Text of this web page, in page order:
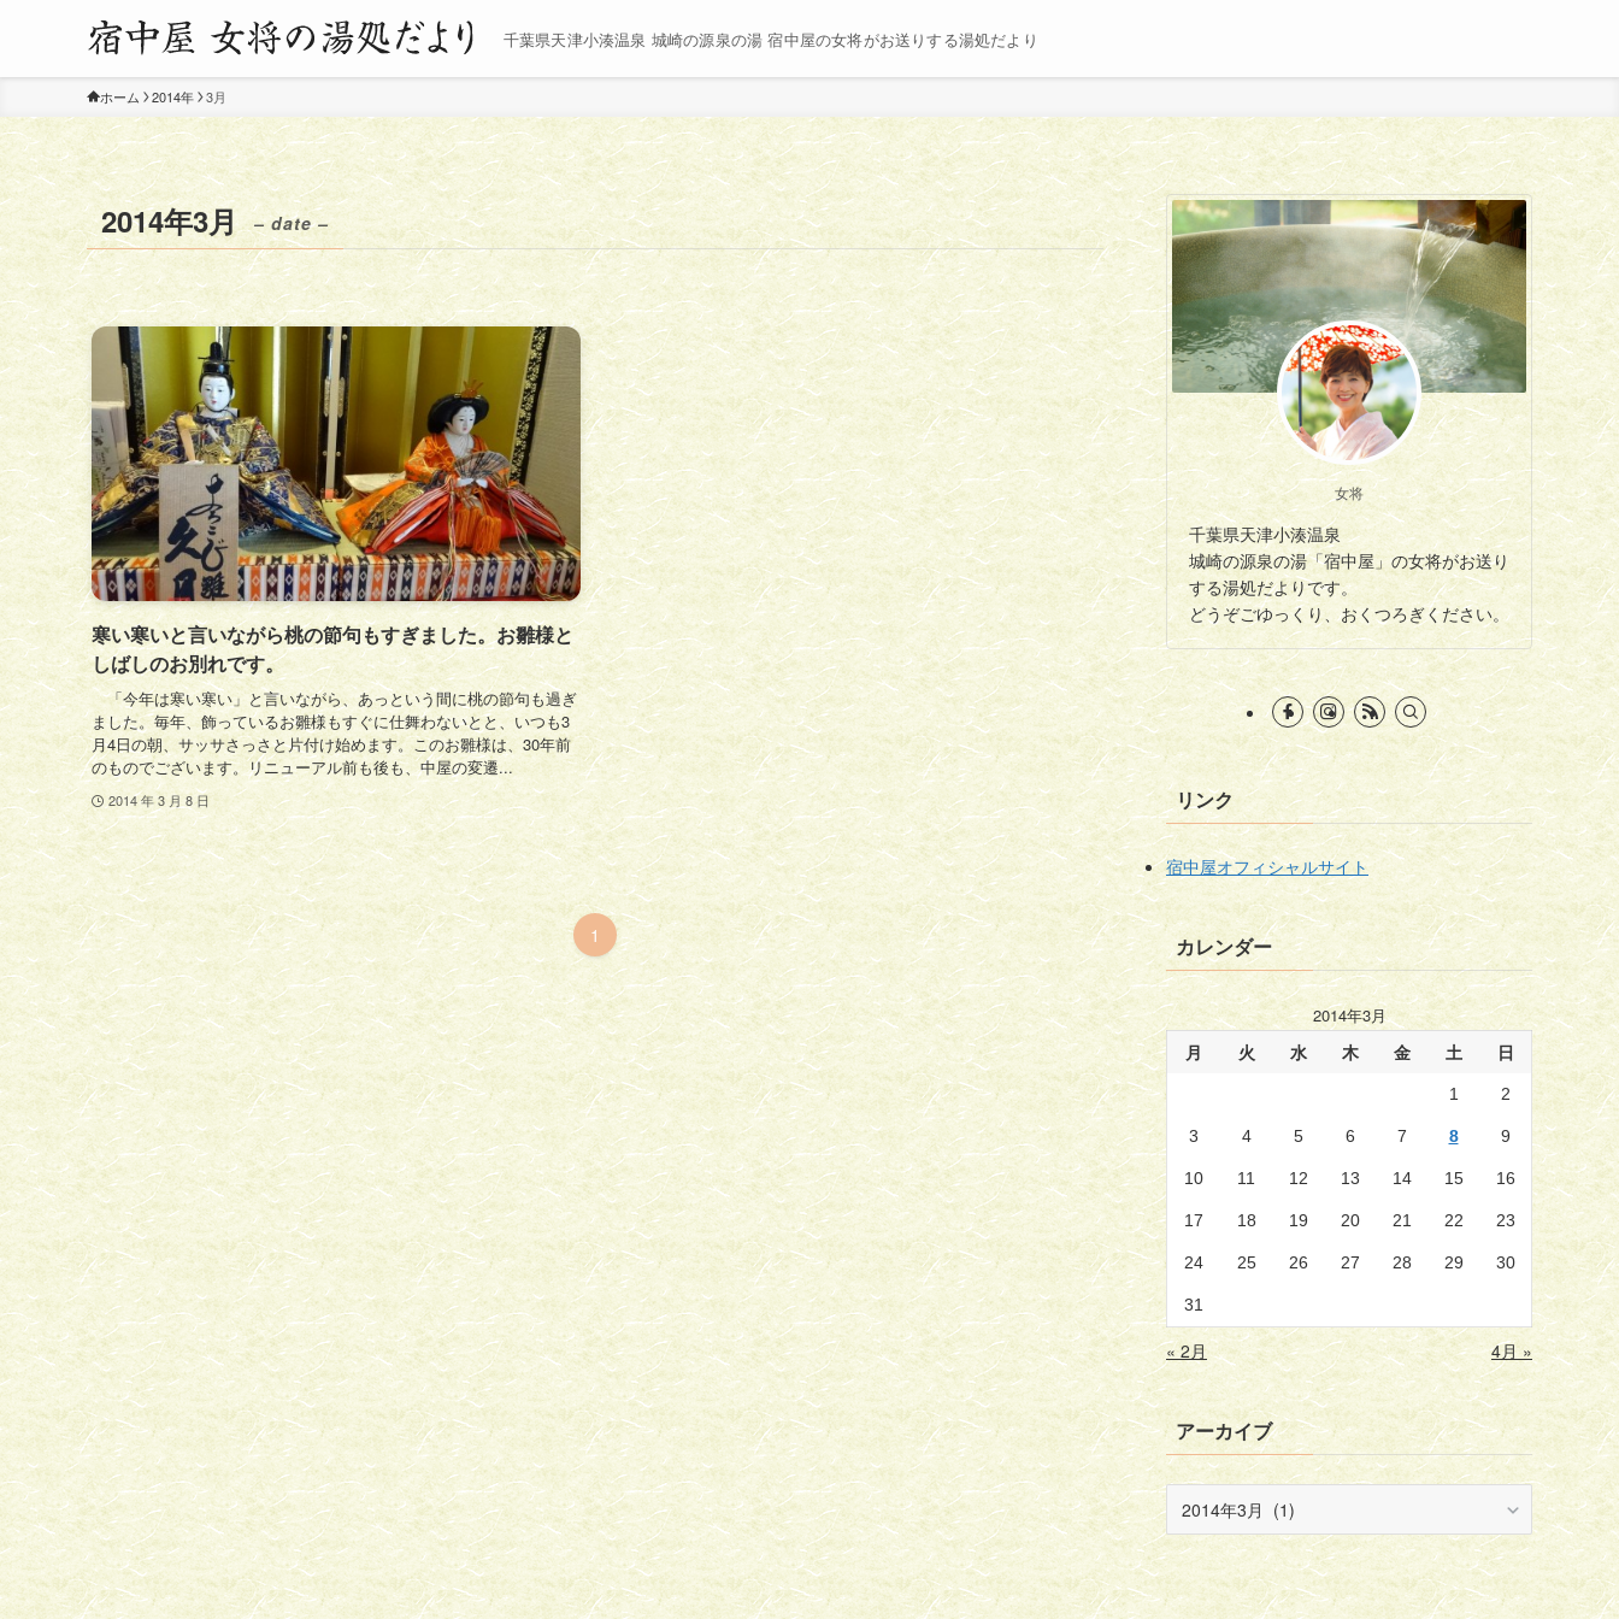
千葉県天津小湊温泉 城崎の源泉の湯 宿中屋の女将がお送りする湯処だより
ホーム 2014年 3月
2014年3月 – date –
寒い寒いと言いながら桃の節句もすぎました。お雛様と
しばしのお別れです。
「今年は寒い寒い」と言いながら、あっという間に桃の節句も過ぎ
ました。毎年、飾っているお雛様もすぐに仕舞わないとと、いつも3
月4日の朝、サッサさっさと片付け始めます。このお雛様は、30年前
のものでございます。リニューアル前も後も、中屋の変遷...
2014 年 3 月 8 日
1
女将
千葉県天津小湊温泉
城崎の源泉の湯「宿中屋」の女将がお送り
する湯処だよりです。
どうぞごゆっくり、おくつろぎください。
リンク
宿中屋オフィシャルサイト
カレンダー
2014年3月
月 火 水 木 金 土 日
1 2
3 4 5 6 7 8 9
10 11 12 13 14 15 16
17 18 19 20 21 22 23
24 25 26 27 28 29 30
31
« 2月 4月 »
アーカイブ
ア
カ
イ
ブ